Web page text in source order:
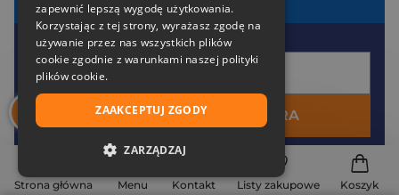
Strona główna Menu Kontakt Listy zakupowe Koszyk
Twój e-mail
DOŁĄCZ DO ZNAK EKSTRA
Akceptuję politykę prywatności
*Zgadzam się na otrzymywanie wiadomości
zapewnić lepszą wygodę użytkowania.
Korzystając z tej strony, wyrażasz zgodę na
używanie przez nas wszystkich plików
cookie zgodnie z warunkami naszej polityki
plików cookie.
ZAAKCEPTUJ ZGODY
ZARZĄDZAJ
NIEZBĘDNE